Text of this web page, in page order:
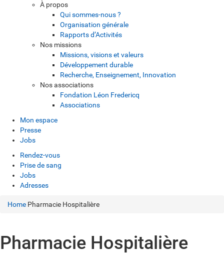
À propos
Qui sommes-nous ?
Organisation générale
Rapports d’Activités
Nos missions
Missions, visions et valeurs
Développement durable
Recherche, Enseignement, Innovation
Nos associations
Fondation Léon Fredericq
Associations
Mon espace
Presse
Jobs
Rendez-vous
Prise de sang
Jobs
Adresses
Home Pharmacie Hospitalière
Pharmacie Hospitalière